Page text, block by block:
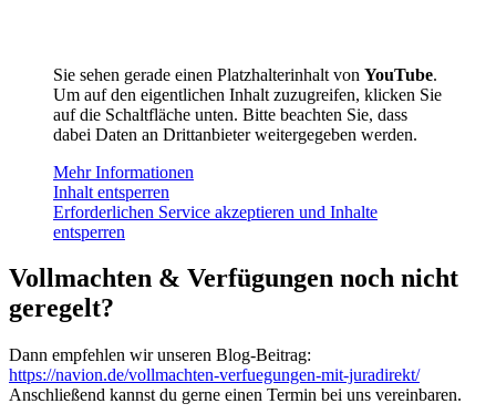
Sie sehen gerade einen Platzhalterinhalt von YouTube.
Um auf den eigentlichen Inhalt zuzugreifen, klicken Sie
auf die Schaltfläche unten. Bitte beachten Sie, dass
dabei Daten an Drittanbieter weitergegeben werden.
Mehr Informationen
Inhalt entsperren
Erforderlichen Service akzeptieren und Inhalte
entsperren
Vollmachten & Verfügungen noch nicht
geregelt?
Dann empfehlen wir unseren Blog-Beitrag:
https://navion.de/vollmachten-verfuegungen-mit-juradirekt/
Anschließend kannst du gerne einen Termin bei uns vereinbaren.